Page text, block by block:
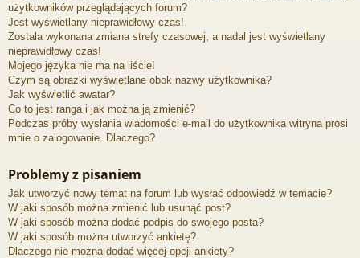
użytkowników przeglądających forum?
Jest wyświetlany nieprawidłowy czas!
Została wykonana zmiana strefy czasowej, a nadal jest wyświetlany
nieprawidłowy czas!
Mojego języka nie ma na liście!
Czym są obrazki wyświetlane obok nazwy użytkownika?
Jak wyświetlić awatar?
Co to jest ranga i jak można ją zmienić?
Podczas próby wysłania wiadomości e-mail do użytkownika witryna prosi
mnie o zalogowanie. Dlaczego?
Problemy z pisaniem
Jak utworzyć nowy temat na forum lub wysłać odpowiedź w temacie?
W jaki sposób można zmienić lub usunąć post?
W jaki sposób można dodać podpis do swojego posta?
W jaki sposób można utworzyć ankietę?
Dlaczego nie można dodać więcej opcji ankiety?